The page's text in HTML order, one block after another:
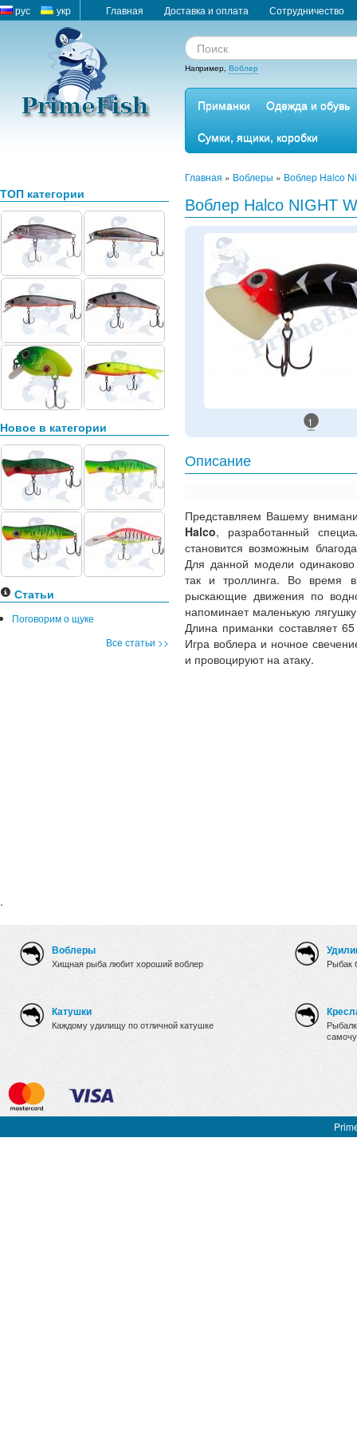
рус укр Главная Доставка и оплата Сотрудничество
Например, Воблер
Приманки
Одежда и обувь
Сумки, ящики, коробки
ТОП категории
Новое в категории
Статьи
Поговорим о щуке
Все статьи >>
.
Главная » Воблеры » Воблер Halco
Воблер Halco NIGHT
1
Описание
Представляем Вашему
Halco, разработанный
становится возможным
Для данной модели
так и троллинга. Во время
рыскающие движения по
напоминает маленькую
Длина приманки составляет
Игра воблера и ночное
и провоцируют на атаку.
Воблеры
Хищная рыба любит хороший воблер
Катушки
Каждому удилищу по отличной катушке
Рыбак